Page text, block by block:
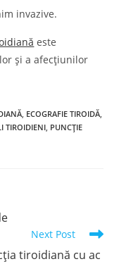
invazive.
este
și a afecțiunilor
, ECOGRAFIE TIROIDĂ,
TIROIDIENI, PUNCȚIE
Next Post
tiroidiană cu ac